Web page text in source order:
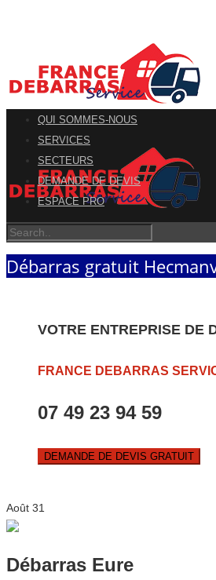
QUI SOMMES-NOUS
SERVICES
SECTEURS
DEMANDE DE DEVIS
ESPACE PRO
Débarras gratuit
VOTRE ENTREPRISE DE
FRANCE DEBARRAS
07 49 23 94 59
DEMANDE DE DEVIS GRATUIT
Août 31
Débarras Eure